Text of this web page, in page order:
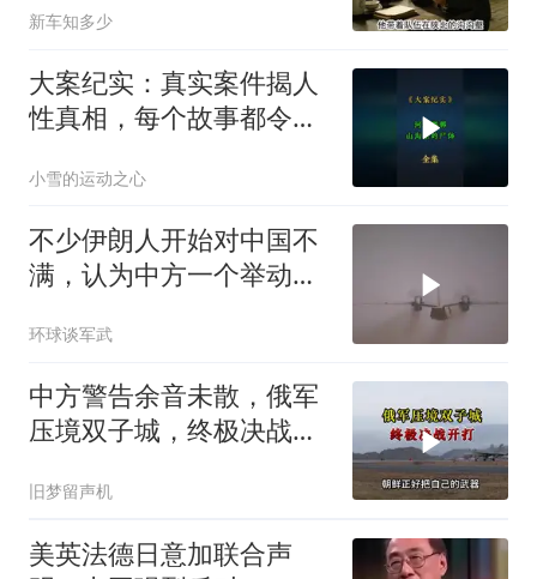
新车知多少
大案纪实：真实案件揭人
性真相，每个故事都令人
小雪的运动之心
不少伊朗人开始对中国不
满，认为中方一个举动，
环球谈军武
中方警告余音未散，俄军
压境双子城，终极决战开
旧梦留声机
美英法德日意加联合声